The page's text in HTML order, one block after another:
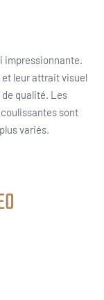
impressionnante.
et leur attrait visuel
de qualité. Les
sont
variés.